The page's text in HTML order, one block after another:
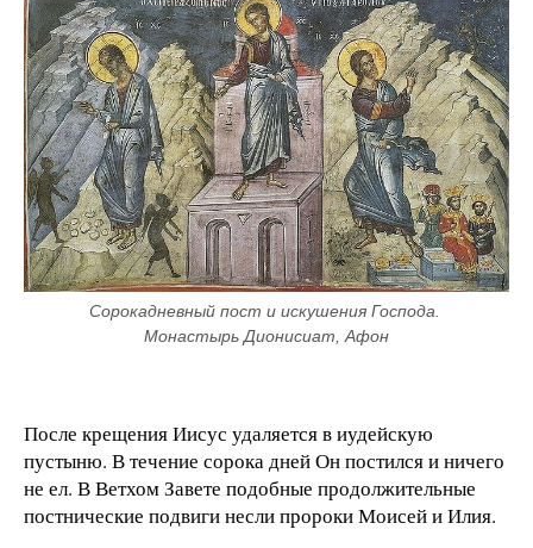
Сорокадневный пост и искушения Господа.
Монастырь Дионисиат, Афон
После крещения Иисус удаляется в иудейскую
пустыню. В течение сорока дней Он постился и ничего
не ел. В Ветхом Завете подобные продолжительные
постнические подвиги несли пророки Моисей и Илия.